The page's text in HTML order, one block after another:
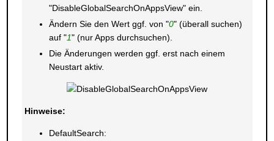
"DisableGlobalSearchOnAppsView" ein.
Ändern Sie den Wert ggf. von "0" (überall suchen)
auf "1" (nur Apps durchsuchen).
Die Änderungen werden ggf. erst nach einem
Neustart aktiv.
Hinweise:
DefaultSearch: